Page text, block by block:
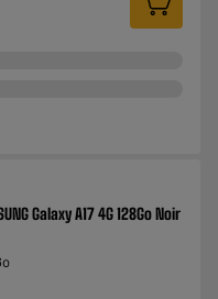
Galaxy A17 4G 128Go Noir